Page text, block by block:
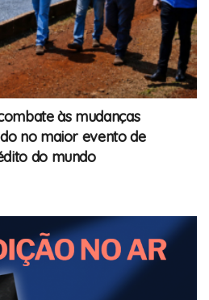
às mudanças
no maior evento de
do mundo